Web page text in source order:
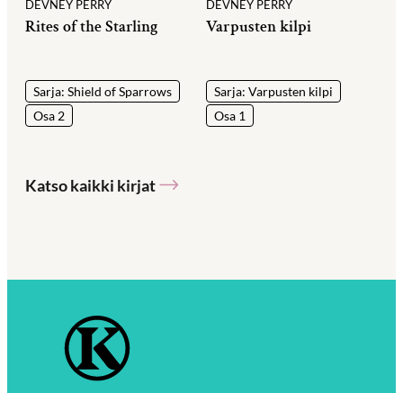
DEVNEY PERRY
Rites of the Starling
Sarja: Shield of Sparrows
Osa 2
DEVNEY PERRY
Varpusten kilpi
Sarja: Varpusten kilpi
Osa 1
Katso kaikki kirjat